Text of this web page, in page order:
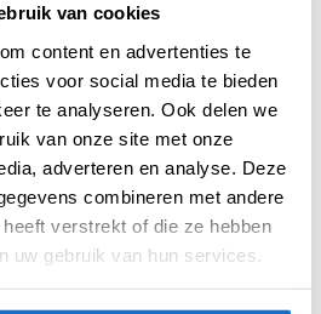
van cookies
content en advertenties te
voor social media te bieden
te analyseren. Ook delen we
van onze site met onze
adverteren en analyse. Deze
combineren met andere
verstrekt of die ze hebben
uw gebruik van hun services.
KLEDING
Target Coolplay Collarless
Stephen Bunting Shirt 2025
€59,95